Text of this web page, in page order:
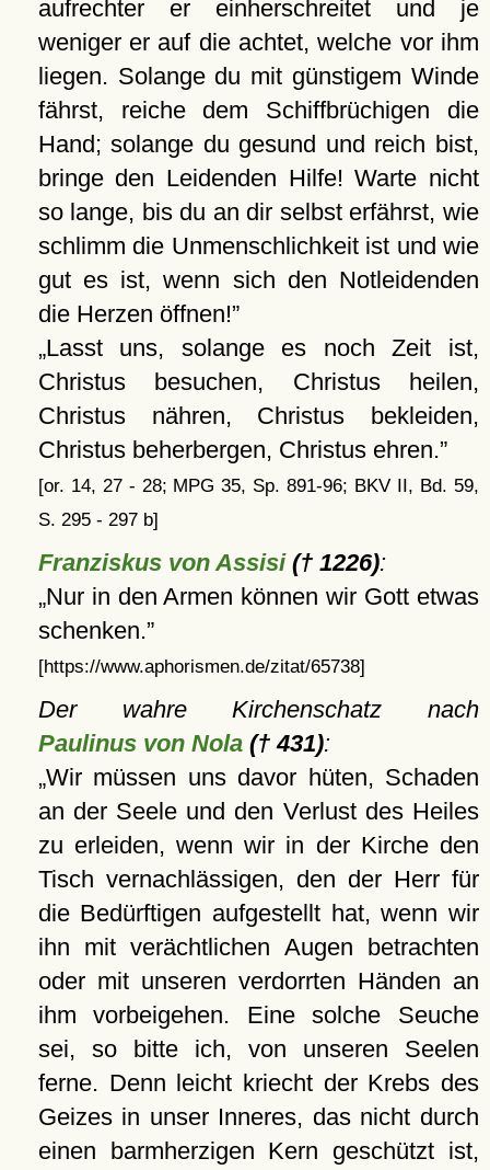
aufrechter er einherschreitet und je
weniger er auf die achtet, welche vor ihm
liegen. Solange du mit günstigem Winde
fährst, reiche dem Schiffbrüchigen die
Hand; solange du gesund und reich bist,
bringe den Leidenden Hilfe! Warte nicht
so lange, bis du an dir selbst erfährst, wie
schlimm die Unmenschlichkeit ist und wie
gut es ist, wenn sich den Notleidenden
die Herzen öffnen!
Lasst uns, solange es noch Zeit ist,
Christus besuchen, Christus heilen,
Christus nähren, Christus bekleiden,
Christus beherbergen, Christus ehren.
[or. 14, 27 - 28; MPG 35, Sp. 891-96; BKV II, Bd. 59,
S. 295 - 297 b]
Franziskus von Assisi(† 1226):
Nur in den Armen können wir Gott etwas
schenken.
[https://www.aphorismen.de/zitat/65738]
Der wahre Kirchenschatz nach
Paulinus von Nola(† 431):
Wir müssen uns davor hüten, Schaden
an der Seele und den Verlust des Heiles
zu erleiden, wenn wir in der Kirche den
Tisch vernachlässigen, den der Herr für
die Bedürftigen aufgestellt hat, wenn wir
ihn mit verächtlichen Augen betrachten
oder mit unseren verdorrten Händen an
ihm vorbeigehen. Eine solche Seuche
sei, so bitte ich, von unseren Seelen
ferne. Denn leicht kriecht der Krebs des
Geizes in unser Inneres, das nicht durch
einen barmherzigen Kern geschützt ist,